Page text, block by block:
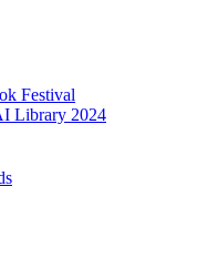
Festival
Library 2024